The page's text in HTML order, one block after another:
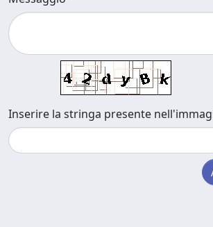
Inserire la stringa presente